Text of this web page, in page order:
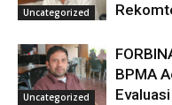
Uncategorized
Uncategorized
BPMA